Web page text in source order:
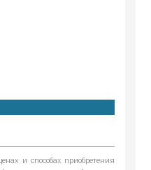
и способах приобретения